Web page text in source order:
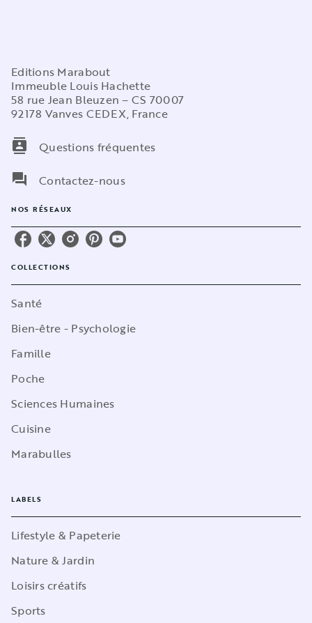
Editions Marabout
Immeuble Louis Hachette
58 rue Jean Bleuzen – CS 70007
92178 Vanves CEDEX, France
contacts
Questions fréquentes
question_answer
Contactez-nous
NOS RÉSEAUX
COLLECTIONS
Santé
Bien-être - Psychologie
Famille
Poche
Sciences Humaines
Cuisine
Marabulles
LABELS
Lifestyle & Papeterie
Nature & Jardin
Loisirs créatifs
Sports